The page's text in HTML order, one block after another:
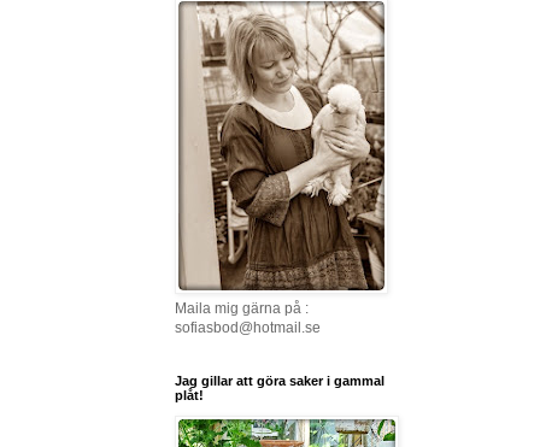
Maila mig gärna på :
sofiasbod@hotmail.se
Jag gillar att göra saker i gammal
plåt!